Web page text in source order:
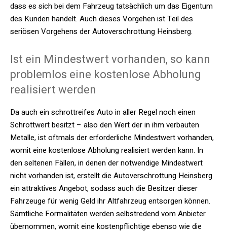
dass es sich bei dem Fahrzeug tatsächlich um das Eigentum
des Kunden handelt. Auch dieses Vorgehen ist Teil des
seriösen Vorgehens der Autoverschrottung Heinsberg.
Ist ein Mindestwert vorhanden, so kann
problemlos eine kostenlose Abholung
realisiert werden
Da auch ein schrottreifes Auto in aller Regel noch einen
Schrottwert besitzt – also den Wert der in ihm verbauten
Metalle, ist oftmals der erforderliche Mindestwert vorhanden,
womit eine kostenlose Abholung realisiert werden kann. In
den seltenen Fällen, in denen der notwendige Mindestwert
nicht vorhanden ist, erstellt die Autoverschrottung Heinsberg
ein attraktives Angebot, sodass auch die Besitzer dieser
Fahrzeuge für wenig Geld ihr Altfahrzeug entsorgen können.
Sämtliche Formalitäten werden selbstredend vom Anbieter
übernommen, womit eine kostenpflichtige ebenso wie die